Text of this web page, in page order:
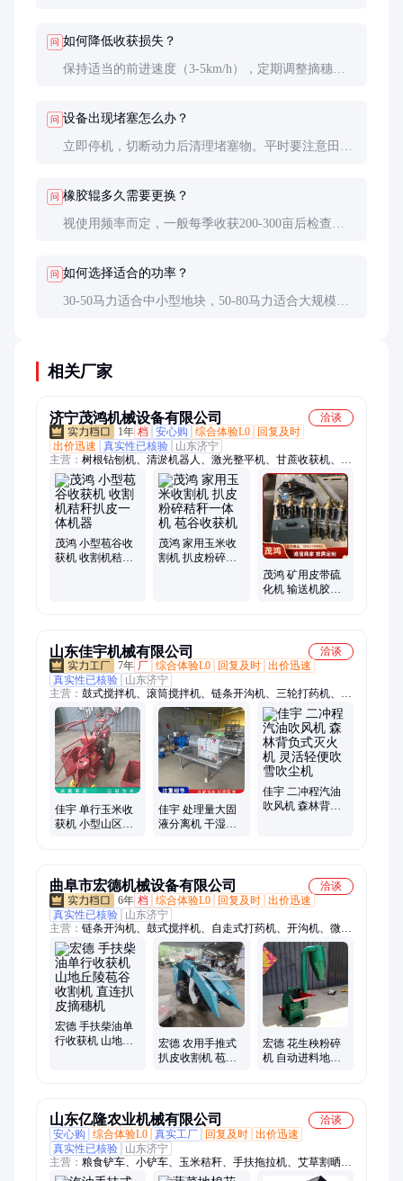
问 如何降低收获损失？
保持适当的前进速度（3-5km/h），定期调整摘穗间
问 设备出现堵塞怎么办？
立即停机，切断动力后清理堵塞物。平时要注意田间
问 橡胶辊多久需要更换？
视使用频率而定，一般每季收获200-300亩后检查更
问 如何选择适合的功率？
30-50马力适合中小型地块，50-80马力适合大规模连
相关厂家
济宁茂鸿机械设备有限公司
洽谈
1年 档 安心购 综合体验L0
回复及时
出价迅速
真实性已核验
山东济宁
主营： 树根钻刨机、清淤机器人、激光整平机、甘蔗收获机、液
压拔管机、液压顶管机、方孔螺旋钻、淤泥搅拌器、电动铲车
茂鸿 小型苞谷收
获机 收割机秸秆
茂鸿 家用玉米收
割机 扒皮粉碎秸
茂鸿 矿用皮带硫
化机 输送机胶带
山东佳宇机械有限公司
洽谈
7年 厂 综合体验L0 回复及时 出价迅速
真实性已核验
山东济宁
主营： 鼓式搅拌机、滚筒搅拌机、链条开沟机、三轮打药机、剪
草机、船挂机、碾米机、割晒机、药粉混合机、干湿分离机、四
轮打药机、树枝粉碎机、蔬菜精播机、开沟培土机、筛选机、履
带微耕机、不锈钢混合机、豆扁机、破碎机、路面切割机、小红
牛犁地机、花生破碎机、覆膜机、灰斗车、油镐油锤
佳宇 单行玉米收
获机 小型山区收
佳宇 处理量大固
液分离机 干湿分
佳宇 二冲程汽油
吹风机 森林背负
曲阜市宏德机械设备有限公司
洽谈
6年 档 综合体验L0 回复及时 出价迅速
真实性已核验
山东济宁
主营： 链条开沟机、鼓式搅拌机、自走式打药机、开沟机、微耕
机、树枝粉碎机、滚筒搅拌机、筛选机、吸粮机、不锈钢搅拌
机、木材粉碎机、干湿分离机、螺旋输送机、混合搅拌机、割晒
机、装袋机收谷机、制糁机、磨面磨粉机、干粉搅拌机、船外
机、电缆开沟机、碴子机、混料机
宏德 手扶柴油单
行收获机 山地丘
宏德 农用手推式
扒皮收割机 苞谷
宏德 花生秧粉碎
机 自动进料地瓜
山东亿隆农业机械有限公司
洽谈
安心购
综合体验L0 真实工厂 回复及时 出价迅速
真实性已核验
山东济宁
主营： 粮食铲车、小铲车、玉米秸秆、手扶拖拉机、艾草割晒
机、工程装载机、四轮打药机、割到机、蔬菜播种机、红薯起垄